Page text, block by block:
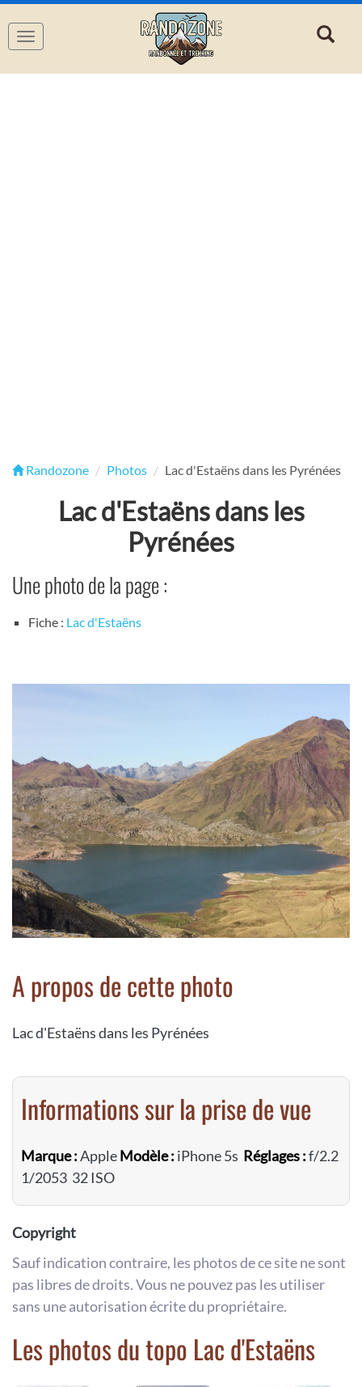
Navigation
Randozone Photos Lac d'Estaëns dans les Pyrénées
Lac d'Estaëns dans les
Pyrénées
Une photo de la page :
Fiche : Lac d'Estaëns
A propos de cette photo
Lac d'Estaëns dans les Pyrénées
Informations sur la prise de vue
Marque :AppleModèle : iPhone 5s Réglages :f/2.2
1/2053 32 ISO
Copyright
Sauf indication contraire, les photos de ce site ne sont
pas libres de droits. Vous ne pouvez pas les utiliser
sans une autorisation écrite du propriétaire.
Les photos du topo Lac d'Estaëns